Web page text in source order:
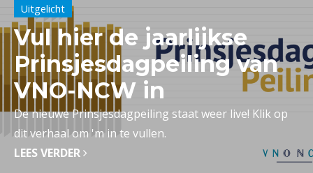
Uitgelicht
Vul hier de jaarlijkse
Prinsjesdagpeiling van
VNO-NCW in
De nieuwe Prinsjesdagpeiling staat weer live! Klik op
dit verhaal om 'm in te vullen.
LEES VERDER